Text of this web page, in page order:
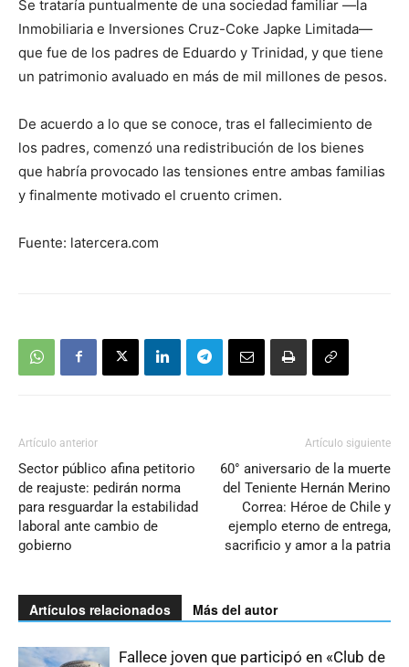
Se trataría puntualmente de una sociedad familiar —la
Inmobiliaria e Inversiones Cruz-Coke Japke Limitada—
que fue de los padres de Eduardo y Trinidad, y que tiene
un patrimonio avaluado en más de mil millones de pesos.
De acuerdo a lo que se conoce, tras el fallecimiento de
los padres, comenzó una redistribución de los bienes
que habría provocado las tensiones entre ambas familias
y finalmente motivado el cruento crimen.
Fuente: latercera.com
Artículo anterior
Sector público afina petitorio
de reajuste: pedirán norma
para resguardar la estabilidad
laboral ante cambio de
gobierno
Artículo siguiente
60° aniversario de la muerte
del Teniente Hernán Merino
Correa: Héroe de Chile y
ejemplo eterno de entrega,
sacrificio y amor a la patria
Artículos relacionados Más del autor
Fallece joven que participó en «Club de